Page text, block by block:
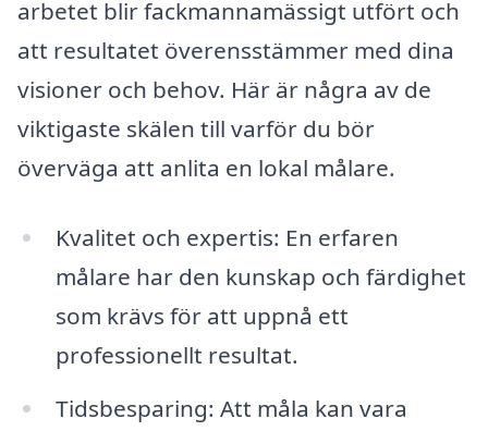
arbetet blir fackmannamässigt utfört och
att resultatet överensstämmer med dina
visioner och behov. Här är några av de
viktigaste skälen till varför du bör
överväga att anlita en lokal målare.
Kvalitet och expertis: En erfaren
målare har den kunskap och färdighet
som krävs för att uppnå ett
professionellt resultat.
Tidsbesparing: Att måla kan vara